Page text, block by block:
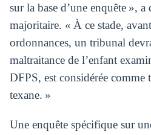
sur la base d’une enquête »,
majoritaire. « À ce stade,
ordonnances, un tribunal
maltraitance de l’enfant
DFPS, est considérée
texane. »
Une enquête spécifique sur